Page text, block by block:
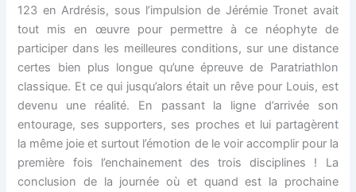
123 en Ardrésis, sous l’impulsion de Jérémie Tronet avait
tout mis en œuvre pour permettre à ce néophyte de
participer dans les meilleures conditions, sur une distance
certes bien plus longue qu’une épreuve de Paratriathlon
classique. Et ce qui jusqu’alors était un rêve pour Louis, est
devenu une réalité. En passant la ligne d’arrivée son
entourage, ses supporters, ses proches et lui partagèrent
la même joie et surtout l’émotion de le voir accomplir pour la
première fois l’enchainement des trois disciplines ! La
conclusion de la journée où et quand est la prochaine